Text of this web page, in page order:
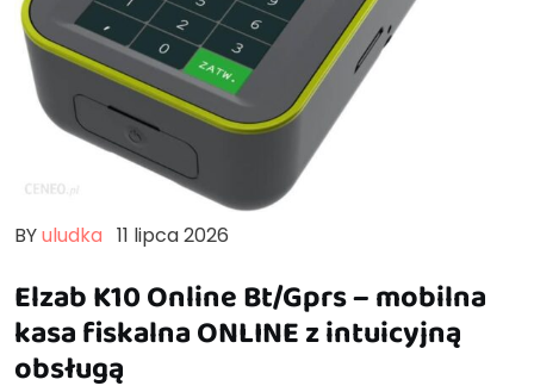
BYuludka 11 lipca 2026
Elzab K10 Online Bt/Gprs – mobilna
kasa fiskalna ONLINE z intuicyjną
obsługą